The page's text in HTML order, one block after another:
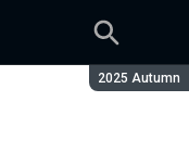
Сезон:
2025 Autumn